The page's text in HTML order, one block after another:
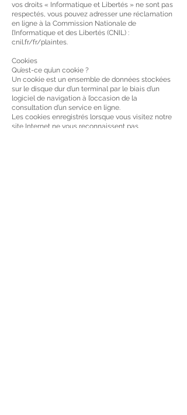
vos droits « Informatique et Libertés » ne sont pas
respectés, vous pouvez adresser une réclamation
en ligne à la Commission Nationale de
l’Informatique et des Libertés (CNIL) :
cnil.fr/fr/plaintes.
Cookies
Qu’est-ce qu’un cookie ?
Un cookie est un ensemble de données stockées
sur le disque dur d’un terminal par le biais d’un
logiciel de navigation à l’occasion de la
consultation d’un service en ligne.
Les cookies enregistrés lorsque vous visitez notre
site Internet ne vous reconnaissent pas